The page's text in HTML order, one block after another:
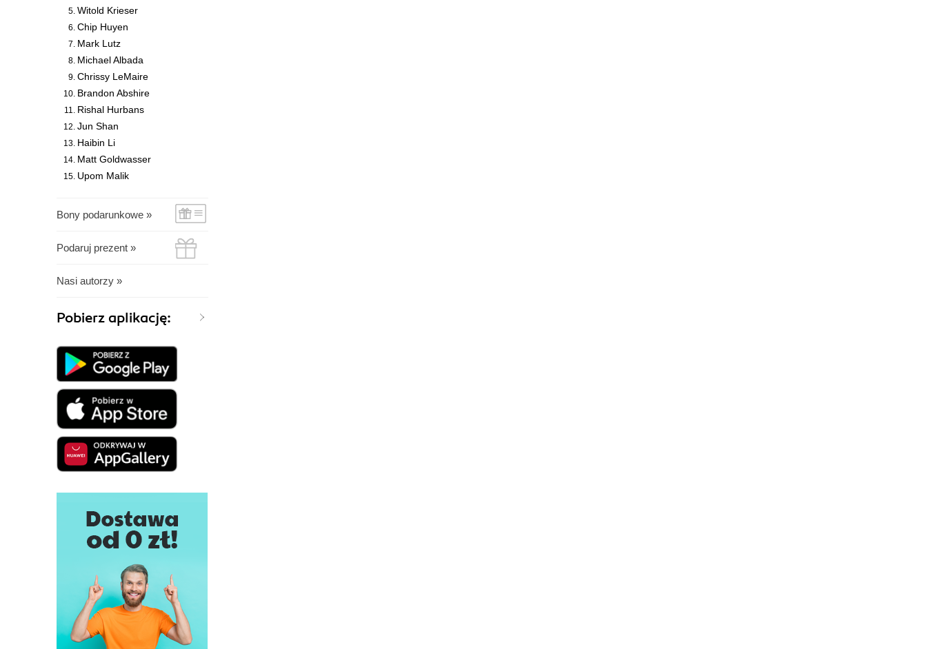
Witold Krieser
Chip Huyen
Mark Lutz
Michael Albada
Chrissy LeMaire
Brandon Abshire
Rishal Hurbans
Jun Shan
Haibin Li
Matt Goldwasser
Upom Malik
Bony podarunkowe »
Podaruj prezent »
Nasi autorzy »
Pobierz aplikację: